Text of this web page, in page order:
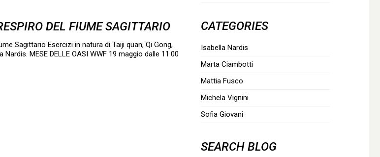
DEL FIUME SAGITTARIO
Sagittario Esercizi in natura di Taiji quan, Qi Gong,
Nardis. MESE DELLE OASI WWF 19 maggio dalle 11.00
CATEGORIES
Isabella Nardis
Marta Ciambotti
Mattia Fusco
Michela Vignini
Sofia Giovani
SEARCH BLOG